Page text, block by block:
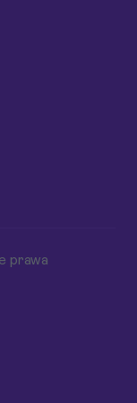
prawa